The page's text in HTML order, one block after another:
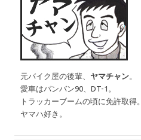
元バイク屋の後輩、 ヤマチャン。
愛車はバンバン90、DT-1。
トラッカーブームの頃に免許取得。
ヤマハ好き。